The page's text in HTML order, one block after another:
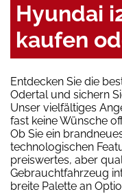
Hyundai
kaufen
Entdecken Sie die
Odertal und sichern
Unser vielfältiges
fast keine Wünsche
Ob Sie ein
technologischen
preiswertes, aber
Gebrauchtfahrzeug
breite Palette an